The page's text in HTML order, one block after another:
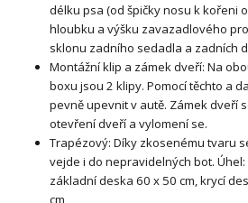
délku psa (od špičky nosu k kořeni
hloubku a výšku zavazadlového
sklonu zadního sedadla a zadních
Montážní klip a zámek dveří: Na
boxu jsou 2 klipy. Pomocí těchto a
pevně upevnit v autě. Zámek dveří
otevření dveří a vylomení se.
Trapézový: Díky zkosenému tvaru
vejde i do nepravidelných bot. Úhel:
základní deska 60 x 50 cm, krycí
cm